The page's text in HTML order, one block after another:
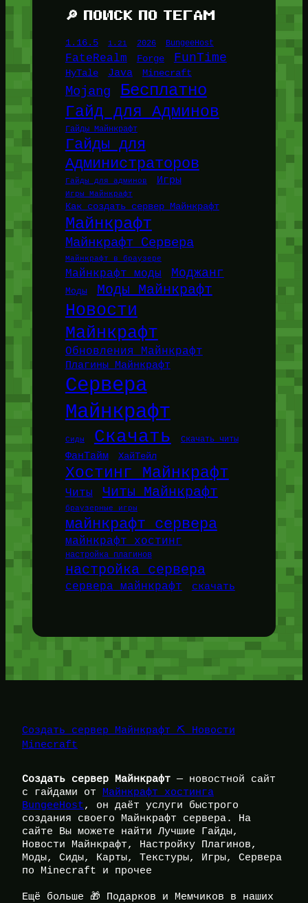
🔎 ПОИСК ПО ТЕГАМ
1.16.5 1.21 2026 BungeeHost
FateRealm Forge FunTime
HyTale Java Minecraft
Mojang Бесплатно
Гайд для Админов
Гайды Майнкрафт
Гайды для
Администраторов
Гайды для админов Игры
Игры Майнкрафт
Как создать сервер Майнкрафт
Майнкрафт
Майнкрафт Сервера
Майнкрафт в браузере
Майнкрафт моды Моджанг
Моды Моды Майнкрафт
Новости
Майнкрафт
Обновления Майнкрафт
Плагины Майнкрафт
Сервера
Майнкрафт
Сиды Скачать Скачать читы
ФанТайм ХайТейл
Хостинг Майнкрафт
Читы Читы Майнкрафт
браузерные игры
майнкрафт сервера
майнкрафт хостинг
настройка плагинов
настройка сервера
сервера майнкрафт скачать
Создать сервер Майнкрафт ⛏️ Новости
Minecraft
Создать сервер Майнкрафт — новостной сайт
с гайдами от Майнкрафт хостинга
BungeeHost, он даёт услуги быстрого
создания своего Майнкрафт сервера. На
сайте Вы можете найти Лучшие Гайды,
Новости Майнкрафт, Настройку Плагинов,
Моды, Сиды, Карты, Текстуры, Игры, Сервера
по Minecraft и прочее
Ещё больше 🎁 Подарков и Мемчиков в наших